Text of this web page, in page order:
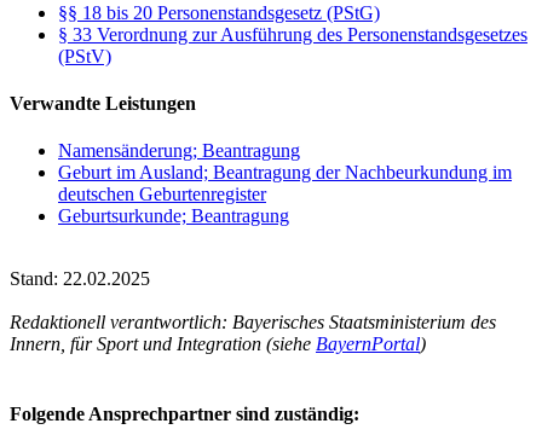
§§ 18 bis 20 Personenstandsgesetz (PStG)
§ 33 Verordnung zur Ausführung des Personenstandsgesetzes
(PStV)
Verwandte Leistungen
Namensänderung; Beantragung
Geburt im Ausland; Beantragung der Nachbeurkundung im
deutschen Geburtenregister
Geburtsurkunde; Beantragung
Stand: 22.02.2025
Redaktionell verantwortlich: Bayerisches Staatsministerium des
Innern, für Sport und Integration (siehe BayernPortal)
Folgende Ansprechpartner sind zuständig: